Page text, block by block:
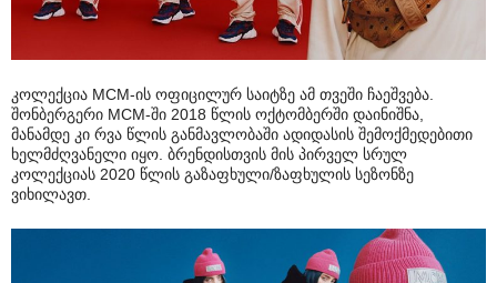
კოლექცია MCM-ის ოფიცილურ საიტზე ამ თვეში ჩაეშვება.
შონბერგერი MCM-ში 2018 წლის ოქტომბერში დაინიშნა,
მანამდე კი რვა წლის განმავლობაში ადიდასის შემოქმედებითი
ხელმძღვანელი იყო. ბრენდისთვის მის პირველ სრულ
კოლექციას 2020 წლის გაზაფხული/ზაფხულის სეზონზე
ვიხილავთ.